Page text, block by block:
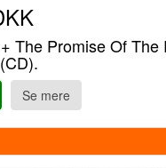
The Promise Of The
Se mere